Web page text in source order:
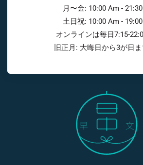
月〜金: 10:00 Am -
土日祝: 10:00 Am -
オンラインは毎日7:15-
旧正月: 大晦日から3が日